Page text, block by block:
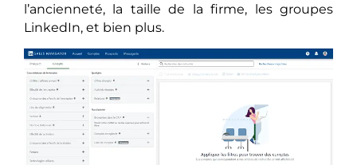
l’ancienneté, la taille de la firme, les groupes
LinkedIn, et bien plus.